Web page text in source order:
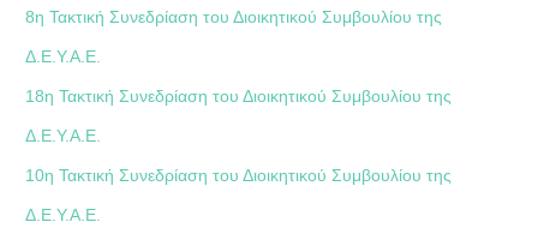
8η Τακτική Συνεδρίαση του Διοικητικού Συμβουλίου της
Δ.Ε.Υ.Α.Ε.
18η Τακτική Συνεδρίαση του Διοικητικού Συμβουλίου της
Δ.Ε.Υ.Α.Ε.
10η Τακτική Συνεδρίαση του Διοικητικού Συμβουλίου της
Δ.Ε.Υ.Α.Ε.